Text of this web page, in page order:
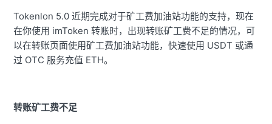
Tokenlon 5.0 近期完成对于矿工费加油站功能的支持，现在
在你使用 imToken 转账时，出现转账矿工费不足的情况，可
以在转账页面使用矿工费加油站功能，快速使用 USDT 或通
过 OTC 服务充值 ETH。
转账矿工费不足